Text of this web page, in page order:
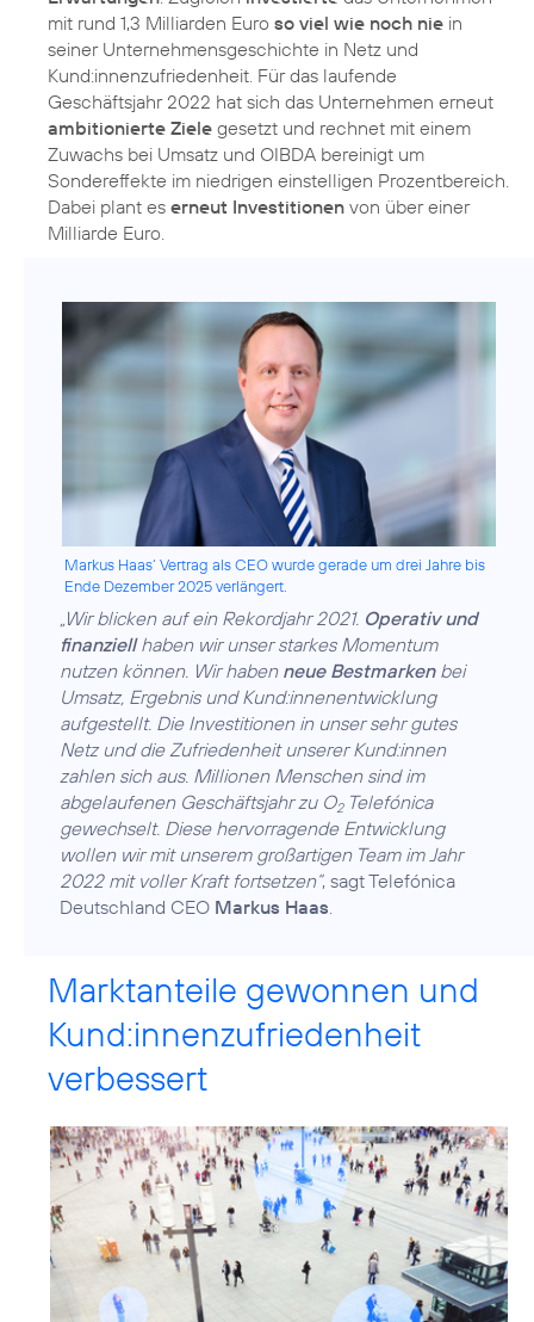
mit rund 1,3 Milliarden Euro so viel wie noch nie in
seiner Unternehmensgeschichte in Netz und
Kund:innenzufriedenheit. Für das laufende
Geschäftsjahr 2022 hat sich das Unternehmen erneut
ambitionierte Ziele gesetzt und rechnet mit einem
Zuwachs bei Umsatz und OIBDA bereinigt um
Sondereffekte im niedrigen einstelligen Prozentbereich.
Dabei plant es erneut Investitionen von über einer
Milliarde Euro.
Markus Haas‘ Vertrag als CEO wurde gerade um drei Jahre bis
Ende Dezember 2025 verlängert.
„Wir blicken auf ein Rekordjahr 2021. Operativ und
finanziellhaben wir unser starkes Momentum
nutzen können. Wir haben neue Bestmarkenbei
Umsatz, Ergebnis und Kund:innenentwicklung
aufgestellt. Die Investitionen in unser sehr gutes
Netz und die Zufriedenheit unserer Kund:innen
zahlen sich aus. Millionen Menschen sind im
abgelaufenen Geschäftsjahr zu O2Telefónica
gewechselt. Diese hervorragende Entwicklung
wollen wir mit unserem großartigen Team im Jahr
2022 mit voller Kraft fortsetzen“, sagt Telefónica
Deutschland CEO Markus Haas
Marktanteile gewonnen und
Kund:innenzufriedenheit
verbessert